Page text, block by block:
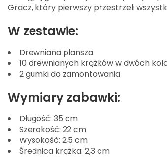
Gracz, który pierwszy przestrzeli
W zestawie:
Drewniana plansza
10 drewnianych krążków w dwóch
2 gumki do zamontowania
Wymiary zabawki:
Długość: 35 cm
Szerokość: 22 cm
Wysokość: 2,5 cm
Średnica krążka: 2,3 cm